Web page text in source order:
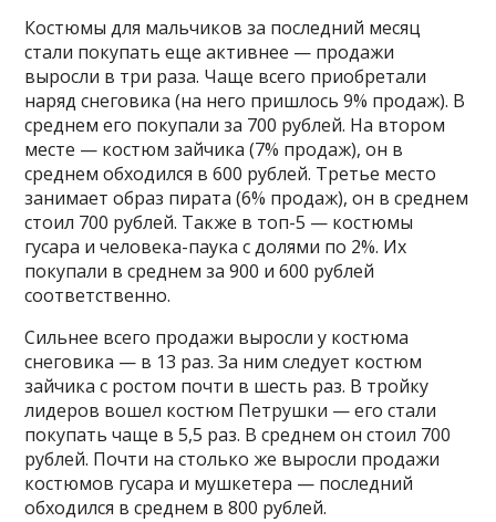
Костюмы для мальчиков за последний месяц
стали покупать еще активнее — продажи
выросли в три раза. Чаще всего приобретали
наряд снеговика (на него пришлось 9% продаж). В
среднем его покупали за 700 рублей. На втором
месте — костюм зайчика (7% продаж), он в
среднем обходился в 600 рублей. Третье место
занимает образ пирата (6% продаж), он в среднем
стоил 700 рублей. Также в топ-5 — костюмы
гусара и человека-паука с долями по 2%. Их
покупали в среднем за 900 и 600 рублей
соответственно.
Сильнее всего продажи выросли у костюма
снеговика — в 13 раз. За ним следует костюм
зайчика с ростом почти в шесть раз. В тройку
лидеров вошел костюм Петрушки — его стали
покупать чаще в 5,5 раз. В среднем он стоил 700
рублей. Почти на столько же выросли продажи
костюмов гусара и мушкетера — последний
обходился в среднем в 800 рублей.